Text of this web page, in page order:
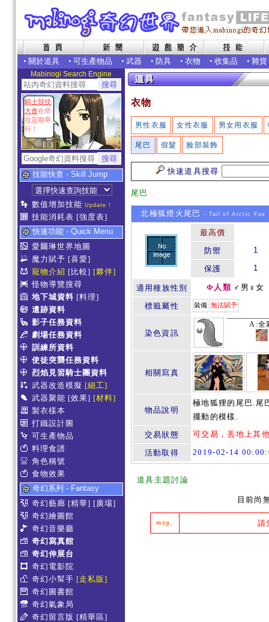
• 關於道具 • 可生產物品 • 武器 • 防具 • 衣物 • 收集品 • 雜貨
Mabinogi Search Engine
騎士競技
大會在塔
拉定期舉
行！
技能快查 - Skill Jump
數值增加技能 Update !
技能消耗表 [強度表]
快速功能 - Quick Menu
愛爾琳世界地圖
魔力賦予 [喜愛]
寵物介紹 [比較] [夥伴]
怪物導覽搜尋
地下城資料 [料理]
遺跡資料
影子任務資料
劇場任務資料
訓練所資料
使徒突襲任務資料
烈焰見習騎士團資料
武器改造模擬 [細工]
武器聚能 [效果] [材料]
製衣樣本
打鐵設計圖
可生產物品
料理食譜
角色稱號
食物效果
奇幻系列 - Fantasy
奇幻藝廊 [精華] [廣場]
奇幻繪圖館
奇幻音樂廳
奇幻寫真館
奇幻伸展台
奇幻電影院
奇幻小幫手 [走私販]
奇幻圖書館
奇幻氣象局
奇幻留言版 [精華區]
衣物
男性衣服 女性衣服 男女用衣服
尾巴 假髮 臉部裝飾
快速道具搜尋
尾巴
北極狐燈火尾巴 - Tail of Arctic Fox
最高價
防禦
1
保護 1
適用種族性別 Φ人類 ♂男♀女
標籤屬性 裝備 無法賦予
染色資訊
A:全
相關寫真
物品說明
極地狐狸的尾巴.尾
擺動的模樣.
交易狀態
可交易，丟地上其
活動取得 2019-02-14
道具主題討論
目前尚
msg. 請